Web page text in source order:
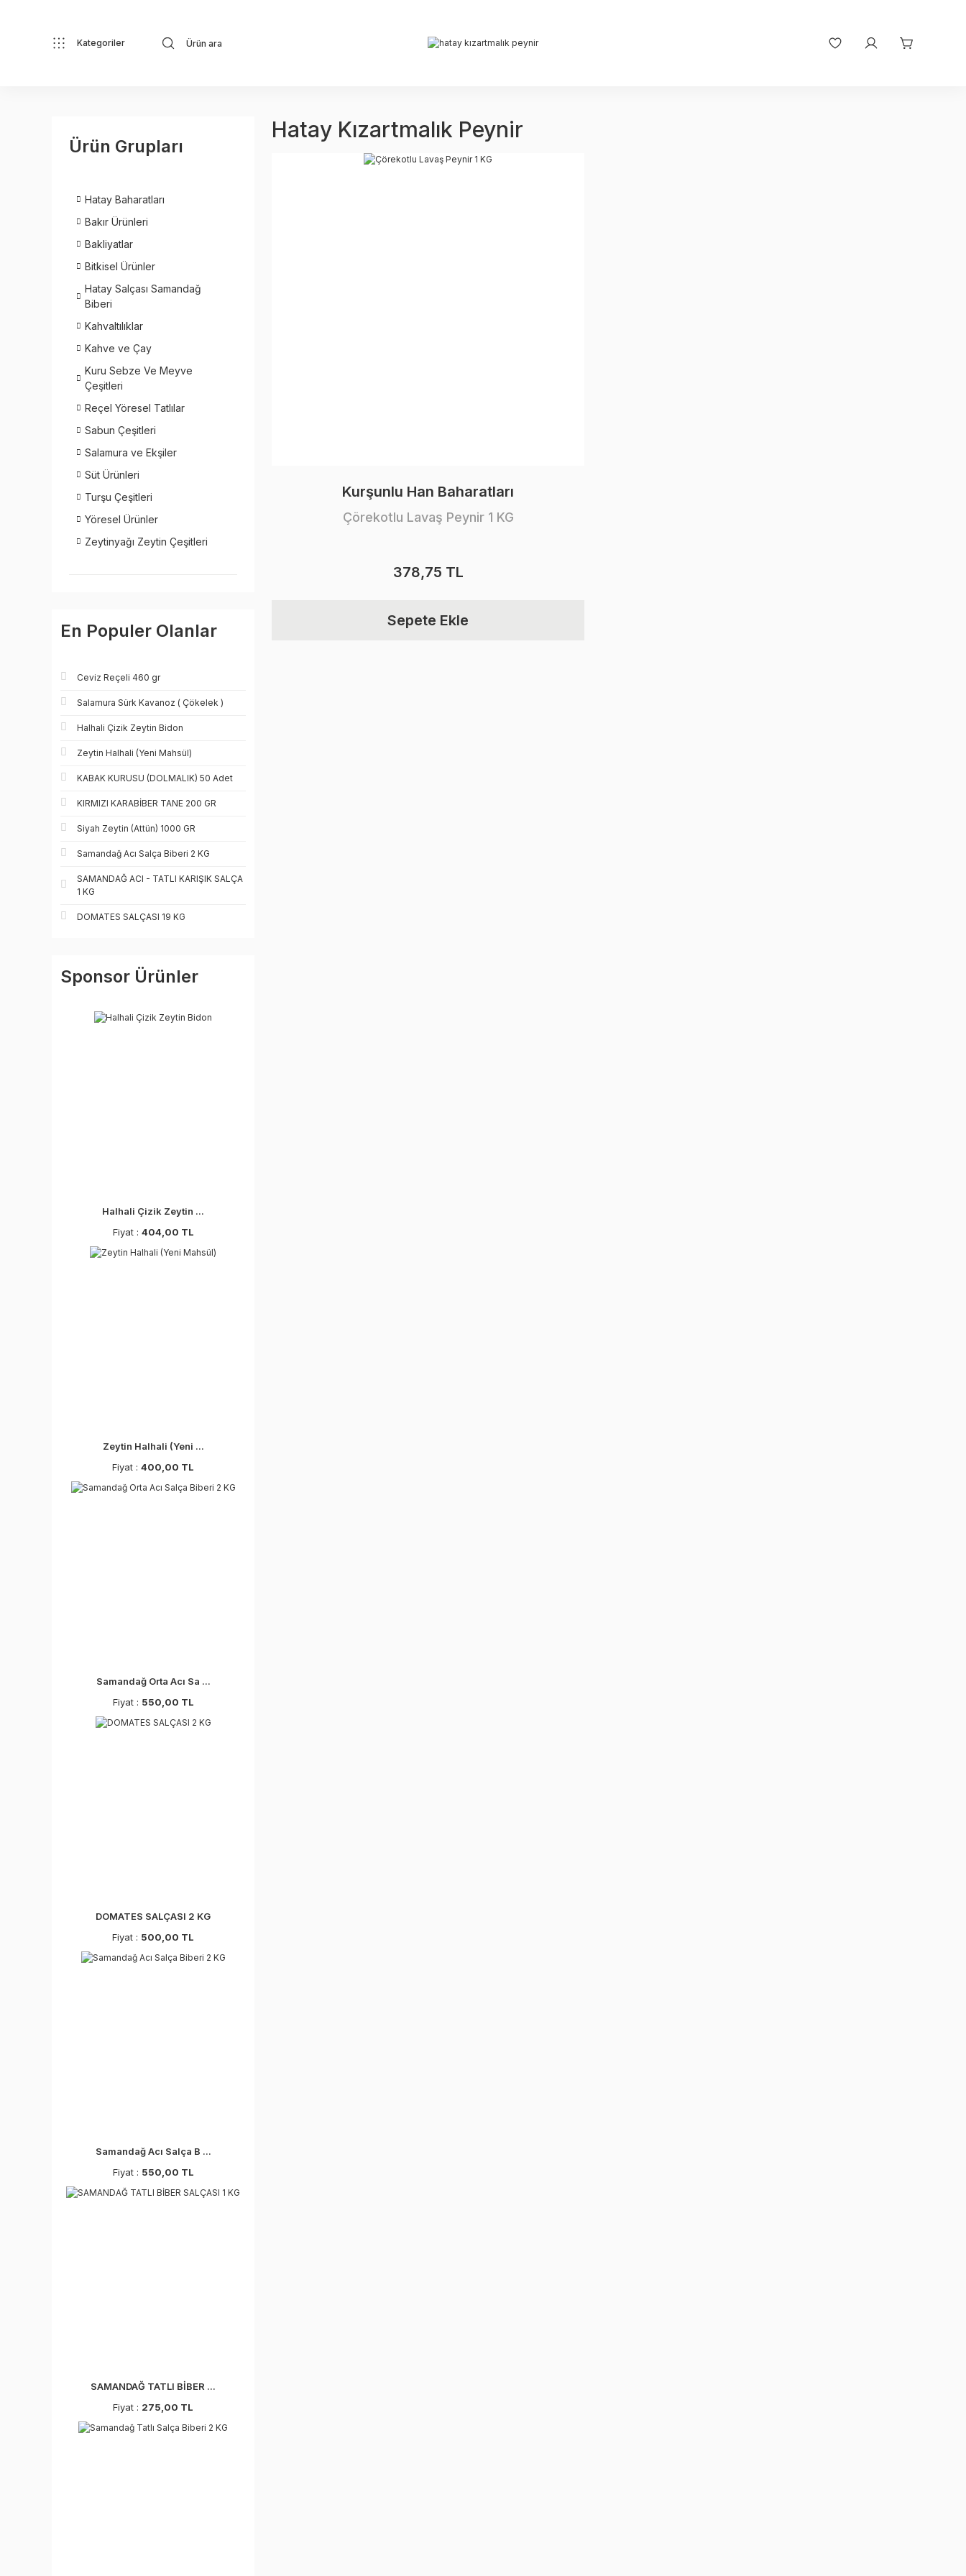
Kategoriler
Ürün Grupları
Hatay Baharatları
Bakır Ürünleri
Bakliyatlar
Bitkisel Ürünler
Hatay Salçası Samandağ
Biberi
Kahvaltılıklar
Kahve ve Çay
Kuru Sebze Ve Meyve
Çeşitleri
Reçel Yöresel Tatlılar
Sabun Çeşitleri
Salamura ve Ekşiler
Süt Ürünleri
Turşu Çeşitleri
Yöresel Ürünler
Zeytinyağı Zeytin Çeşitleri
En Populer Olanlar
Ceviz Reçeli 460 gr
Salamura Sürk Kavanoz ( Çökelek )
Halhali Çizik Zeytin Bidon
Zeytin Halhali (Yeni Mahsül)
KABAK KURUSU (DOLMALIK) 50 Adet
KIRMIZI KARABİBER TANE 200 GR
Siyah Zeytin (Attün) 1000 GR
Samandağ Acı Salça Biberi 2 KG
SAMANDAĞ ACI - TATLI KARIŞIK SALÇA
1 KG
DOMATES SALÇASI 19 KG
Sponsor Ürünler
Halhali Çizik Zeytin ...
Fiyat : 404,00 TL
Zeytin Halhali (Yeni ...
Fiyat : 400,00 TL
Samandağ Orta Acı Sa ...
Fiyat : 550,00 TL
DOMATES SALÇASI 2 KG
Fiyat : 500,00 TL
Samandağ Acı Salça B ...
Fiyat : 550,00 TL
SAMANDAĞ TATLI BİBER ...
Fiyat : 275,00 TL
Hatay Kızartmalık Peynir
Kurşunlu Han Baharatları
Çörekotlu Lavaş Peynir 1 KG
378,75 TL
Sepete Ekle